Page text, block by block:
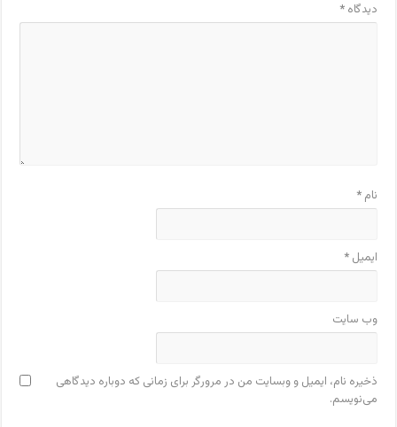
دیدگاه*
نام*
ایمیل*
وب‌ سایت
ذخیره نام، ایمیل و وبسایت من در مرورگر برای زمانی که دوباره دیدگاهی
می‌نویسم.